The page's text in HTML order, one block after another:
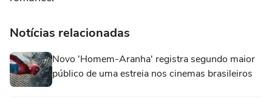
Notícias relacionadas
Novo 'Homem-Aranha' registra segundo maior
público de uma estreia nos cinemas brasileiros